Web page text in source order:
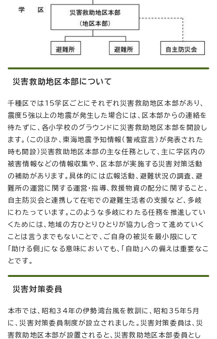
災害救助地区本部について
千種区では15学区ごとにそれぞれ災害救助地区本部があり、
震度5強以上の地震が発生した場合には、区本部からの連絡を
待たずに、各小学校のグラウンドに災害救助地区本部を開設し
ます。（このほか、東海地震予知情報（警戒宣言）が発表された
時も開設）災害救助地区本部の主な任務として、主に学区内の
被害情報などの情報収集や、区本部が実施する災害対策活動
の補助があります。具体的には広報活動、避難状況の調査、避
難所の運営に関する運営・指導、救援物資の配分に関すること、
自主防災会と連携して在宅での避難生活者の支援など、多岐
にわたっています。このような多岐にわたる任務を推進してい
くためには、地域の方ひとりひとりが協力し合って進めていく
ことは言うまでもないことで、ご自身の被災を最小限にして
「助ける側」になる意味においても、「自助」への備えは重要なこ
とです。
災害対策委員
本市では、昭和34年の伊勢湾台風を教訓に、昭和35年5月
に、災害対策委員制度が設立されました。災害対策委員は、災
害救助地区本部が設置されると、災害救助地区本部委員とし